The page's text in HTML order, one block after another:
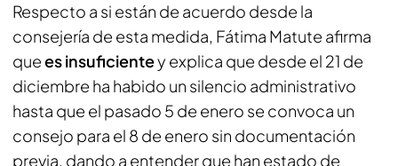
Respecto a si están de acuerdo desde la
consejería de esta medida, Fátima Matute afirma
quees insuficientey explica que desde el 21 de
diciembre ha habido un silencio administrativo
hasta que el pasado 5 de enero se convoca un
consejo para el 8 de enero sin documentación
previa, dando a entender que han estado de